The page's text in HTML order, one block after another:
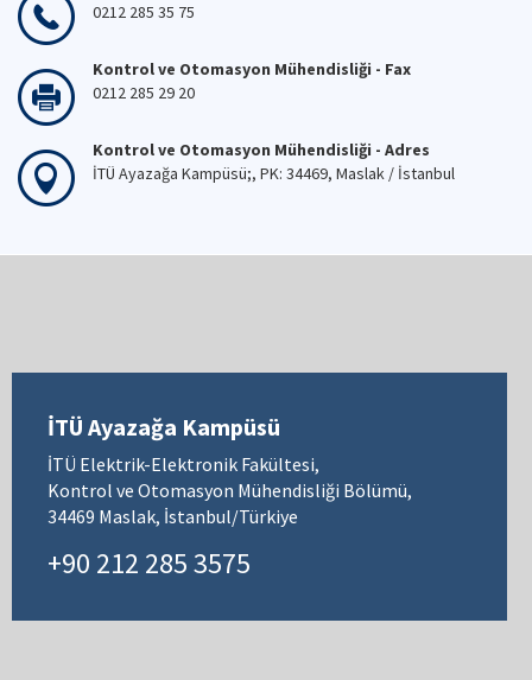
0212 285 35 75
Kontrol ve Otomasyon Mühendisliği - Fax
0212 285 29 20
Kontrol ve Otomasyon Mühendisliği - Adres
İTÜ Ayazağa Kampüsü;, PK: 34469, Maslak / İstanbul
İTÜ Ayazağa Kampüsü
İTÜ Elektrik-Elektronik Fakültesi,
Kontrol ve Otomasyon Mühendisliği Bölümü,
34469 Maslak, İstanbul/Türkiye
+90 212 285 3575